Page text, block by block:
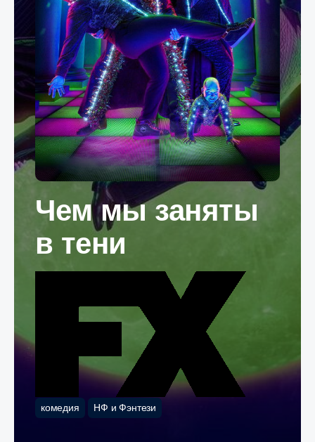
Чем мы заняты
в тени
комедия НФ и Фэнтези